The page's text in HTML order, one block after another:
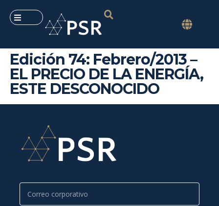
Edición 74: Febrero/2013 –
EL PRECIO DE LA ENERGÍA,
ESTE DESCONOCIDO